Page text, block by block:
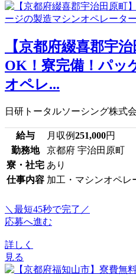
【京都府綴喜郡宇
OK！寮完備！パッ
オペレ...
日研トータルソーシング株式
給与 月収例251,000円
勤務地
京都府 宇治田原町
寮・社宅 あり
仕事内容 加工・マシンオペレ
＼最短45秒で完了／
応募へ進む
詳しく
見る